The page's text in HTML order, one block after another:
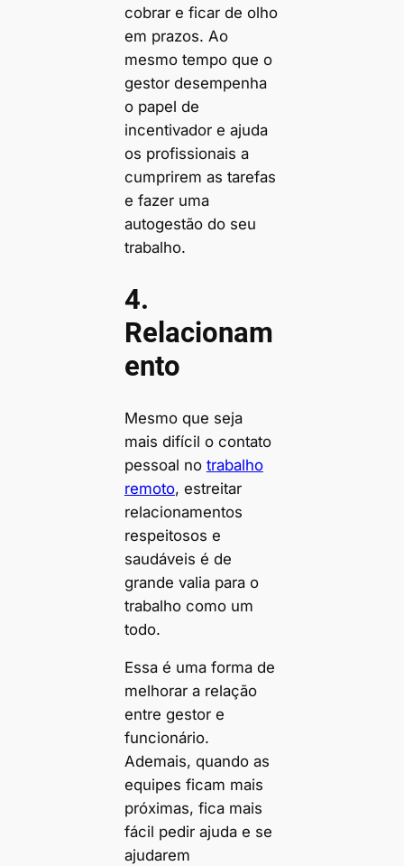
cobrar e ficar de olho
em prazos. Ao
mesmo tempo que o
gestor desempenha
o papel de
incentivador e ajuda
os profissionais a
cumprirem as tarefas
e fazer uma
autogestão do seu
trabalho.
4.
Relacionam
ento
Mesmo que seja
mais difícil o contato
pessoal no trabalho
remoto, estreitar
relacionamentos
respeitosos e
saudáveis é de
grande valia para o
trabalho como um
todo.
Essa é uma forma de
melhorar a relação
entre gestor e
funcionário.
Ademais, quando as
equipes ficam mais
próximas, fica mais
fácil pedir ajuda e se
ajudarem